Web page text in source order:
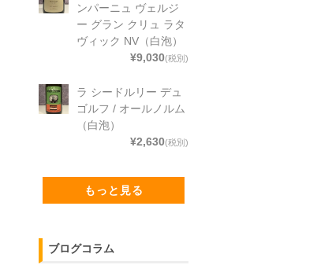
ンパーニュ ヴェルジ
ー グラン クリュ ラタ
ヴィック NV（白泡）
¥9,030(税別)
ラ シードルリー デュ
ゴルフ / オールノルム
（白泡）
¥2,630(税別)
もっと見る
ブログコラム